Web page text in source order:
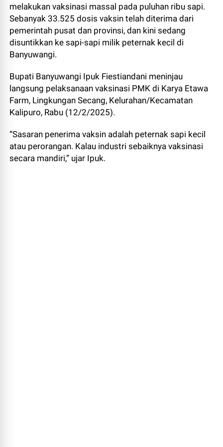
melakukan vaksinasi massal pada puluhan ribu sapi.
Sebanyak 33.525 dosis vaksin telah diterima dari
pemerintah pusat dan provinsi, dan kini sedang
disuntikkan ke sapi-sapi milik peternak kecil di
Banyuwangi.
Bupati Banyuwangi Ipuk Fiestiandani meninjau
langsung pelaksanaan vaksinasi PMK di Karya Etawa
Farm, Lingkungan Secang, Kelurahan/Kecamatan
Kalipuro, Rabu (12/2/2025).
“Sasaran penerima vaksin adalah peternak sapi kecil
atau perorangan. Kalau industri sebaiknya vaksinasi
secara mandiri,” ujar Ipuk.